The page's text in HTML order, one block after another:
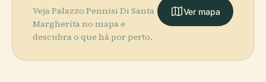
Veja Palazzo Pennisi Di Santa
Margherita no mapa e
descubra o que há por perto.
Ver mapa